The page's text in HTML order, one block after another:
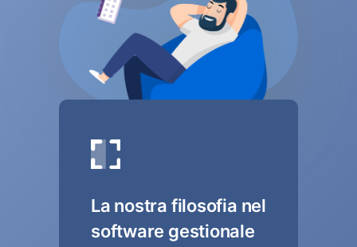
La nostra filosofia nel
software gestionale